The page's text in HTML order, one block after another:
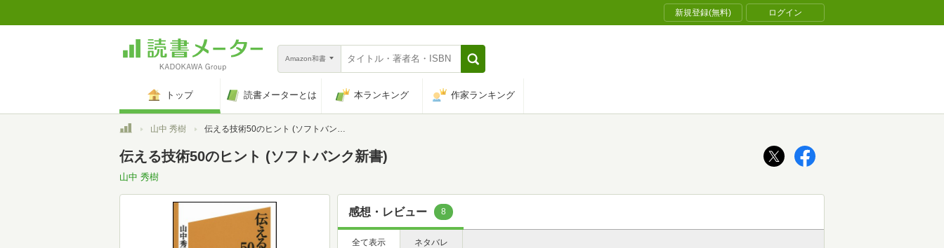
新規登録(無料) ログイン
Amazon和書
トップ 読書メーターとは 本ランキング 作家ランキング
トップ山中 秀樹 伝える技術50のヒント (ソフトバンク新書)
伝える技術50のヒント (ソフトバンク新書)
山中 秀樹
感想・レビュー 8
全て表示 ネタバレ